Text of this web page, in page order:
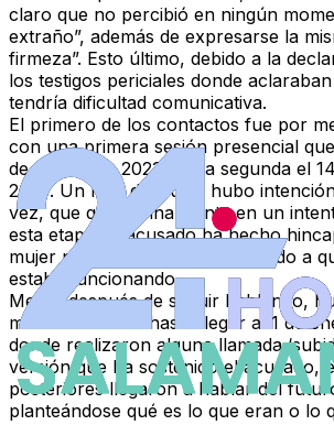
claro que no percibió en ningún
extraño”, además de expresarse la
firmeza”. Esto último, debido a la
los testigos periciales donde
tendría dificultad comunicativa.
El primero de los contactos fue por
con una primera sesión presencial
de agosto de 2023 y una segunda el
2023. Un mes después, hubo
vez, que quedó finalmente en un
esta etapa, el acusado ha hecho
mujer planteó “ser amigos” debido a
estaba funcionando.
Meses después de seguir hablando,
menor duración hasta llegar al 1 de
donde realizaron alguna llamada
versión que ha sostenido el acusado,
posteriores llegaron a hablar del
planteándose qué es lo que eran o lo